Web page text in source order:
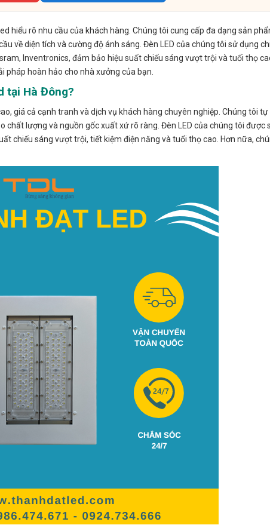
hiểu rõ nhu cầu của khách hàng. Chúng tôi cung cấp đa dạng sản
về diện tích và cường độ ánh sáng. Đèn LED của chúng tôi sử dụng
Inventronics, đảm bảo hiệu suất chiếu sáng vượt trội và tuổi thọ
pháp hoàn hảo cho nhà xưởng của bạn.
tại Hà Đông?
giá cả cạnh tranh và dịch vụ khách hàng chuyên nghiệp. Chúng tôi tự
chất lượng và nguồn gốc xuất xứ rõ ràng. Đèn LED của chúng tôi được
chiếu sáng vượt trội, tiết kiệm điện năng và tuổi thọ cao. Hơn nữa,